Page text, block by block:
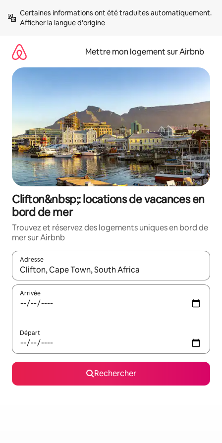
directement
Afficher la langue d'origine
Mettre mon logement sur Airbnb
Clifton&nbsp;: locations de vacances en
bord de mer
Trouvez et réservez des logements uniques en bord de
mer sur Airbnb
Adresse
Lorsque les résultats s'affichent, utilisez les flèches vers le
Arrivée
Départ
Rechercher